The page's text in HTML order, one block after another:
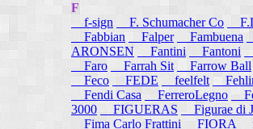
F
f-sign
F. Schumacher Co
Fabbian
Falper Fambuena
ARONSEN
Fantini Fantoni
Faro
Farrah Sit Farrow Ball
Feco
FEDE feelfelt
Fendi Casa
FerreroLegno
3000
FIGUERAS Figurae di
Fima Carlo Frattini
FIORA